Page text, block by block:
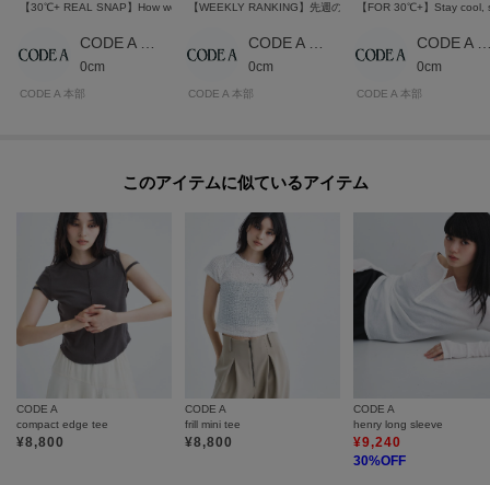
【30℃+ REAL SNAP】How we stay cool
0cm
CODE A 本部
【WEEKLY RANKING】先週の人気アイテムトップ10
0cm
CODE A 本部
【FOR 30℃+】Stay cool,
0cm
CODE A 本部
このアイテムに似ているアイテム
CODE A
compact edge tee
¥8,800
CODE A
frill mini tee
¥8,800
CODE A
henry long sleeve
¥9,240
30%OFF